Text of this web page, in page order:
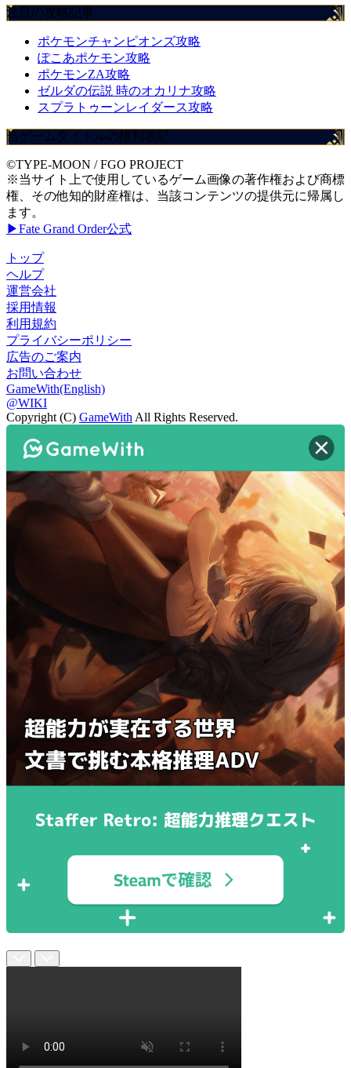
注目の攻略記事
ポケモンチャンピオンズ攻略
ぽこあポケモン攻略
ポケモンZA攻略
ゼルダの伝説 時のオカリナ攻略
スプラトゥーンレイダース攻略
当ゲームタイトルの権利表記
©TYPE-MOON / FGO PROJECT
※当サイト上で使用しているゲーム画像の著作権および商標
権、その他知的財産権は、当該コンテンツの提供元に帰属し
ます。
▶Fate Grand Order公式
トップ
ヘルプ
運営会社
採用情報
利用規約
プライバシーポリシー
広告のご案内
お問い合わせ
GameWith(English)
@WIKI
Copyright (C) GameWith All Rights Reserved.